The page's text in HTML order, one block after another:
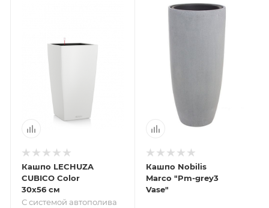
Кашпо LECHUZA
CUBICO Color
30х56 см
С системой автополива
Кашпо Nobilis
Marco "Pm-grey3
Vase"